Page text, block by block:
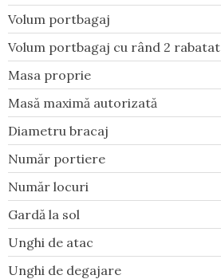
Volum portbagaj
Volum portbagaj cu rând 2 rabatat
Masa proprie
Masă maximă autorizată
Diametru bracaj
Număr portiere
Număr locuri
Gardă la sol
Unghi de atac
Unghi de degajare